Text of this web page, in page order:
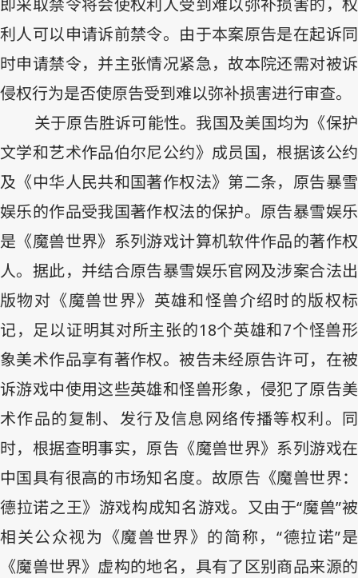
即采取禁令将会使权利人受到难以弥补损害的，权
利人可以申请诉前禁令。由于本案原告是在起诉同
时申请禁令，并主张情况紧急，故本院还需对被诉
侵权行为是否使原告受到难以弥补损害进行审查。
关于原告胜诉可能性。我国及美国均为《保护
文学和艺术作品伯尔尼公约》成员国，根据该公约
及《中华人民共和国著作权法》第二条，原告暴雪
娱乐的作品受我国著作权法的保护。原告暴雪娱乐
是《魔兽世界》系列游戏计算机软件作品的著作权
人。据此，并结合原告暴雪娱乐官网及涉案合法出
版物对《魔兽世界》英雄和怪兽介绍时的版权标
记，足以证明其对所主张的18个英雄和7个怪兽形
象美术作品享有著作权。被告未经原告许可，在被
诉游戏中使用这些英雄和怪兽形象，侵犯了原告美
术作品的复制、发行及信息网络传播等权利。同
时，根据查明事实，原告《魔兽世界》系列游戏在
中国具有很高的市场知名度。故原告《魔兽世界：
德拉诺之王》游戏构成知名游戏。又由于“魔兽”被
相关公众视为《魔兽世界》的简称，“德拉诺”是
《魔兽世界》虚构的地名，具有了区别商品来源的